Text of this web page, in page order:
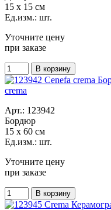
15 x 15 см
Ед.изм.: шт.
Уточните цену
при заказе
crema
Арт.: 123942
Бордюр
15 x 60 см
Ед.изм.: шт.
Уточните цену
при заказе